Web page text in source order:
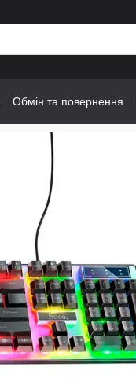
Обмін та повернення